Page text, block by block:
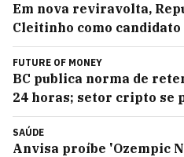
Em nova reviravolta,
Cleitinho como
FUTURE OF MONEY
BC publica norma de
24 horas; setor cripto se
SAÚDE
Anvisa proíbe 'Ozempic